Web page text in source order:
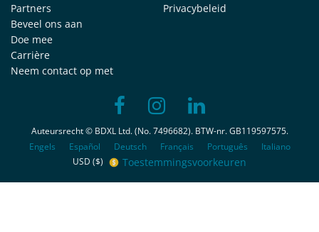
Partners
Beveel ons aan
Doe mee
Carrière
Neem contact op met
Privacybeleid
Auteursrecht © BDXL Ltd. (No. 7496682). BTW-nr. GB119597575.
Engels
Español Deutsch Français Português
Italiano
USD ($)
Toestemmingsvoorkeuren